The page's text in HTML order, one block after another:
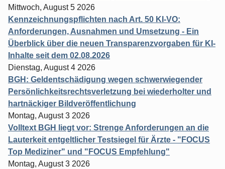
Mittwoch, August 5 2026
Kennzeichnungspflichten nach Art. 50 KI-VO:
Anforderungen, Ausnahmen und Umsetzung - Ein
Überblick über die neuen Transparenzvorgaben für KI-
Inhalte seit dem 02.08.2026
Dienstag, August 4 2026
BGH: Geldentschädigung wegen schwerwiegender
Persönlichkeitsrechtsverletzung bei wiederholter und
hartnäckiger Bildveröffentlichung
Montag, August 3 2026
Volltext BGH liegt vor: Strenge Anforderungen an die
Lauterkeit entgeltlicher Testsiegel für Ärzte - "FOCUS
Top Mediziner" und "FOCUS Empfehlung"
Montag, August 3 2026